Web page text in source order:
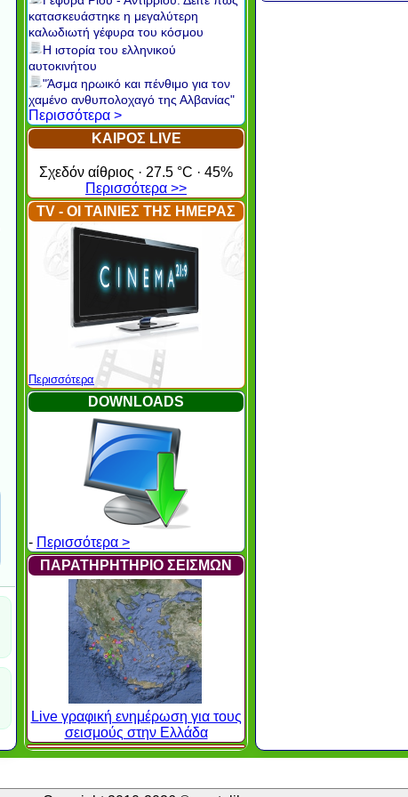
κατασκευάστηκε η μεγαλύτερη
καλωδιωτή γέφυρα του κόσμου
Η ιστορία του ελληνικού
αυτοκινήτου
"Άσμα ηρωικό και πένθιμο για τον
χαμένο ανθυπολοχαγό της Αλβανίας"
Περισσότερα >
ΚΑΙΡΟΣ LIVE
Σχεδόν αίθριος · 27.5 °C · 45%
Περισσότερα >>
TV - ΟΙ ΤΑΙΝΙΕΣ ΤΗΣ ΗΜΕΡΑΣ
Περισσότερα
DOWNLOADS
- Περισσότερα >
ΠΑΡΑΤΗΡΗΤΗΡΙΟ ΣΕΙΣΜΩΝ
Live γραφική ενημέρωση για τους
σεισμούς στην Ελλάδα